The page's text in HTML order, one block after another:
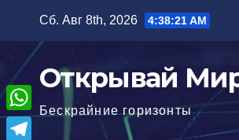
содержимому
Сб. Авг 8th, 2026 4:38:22 AM
Открывай
Бескрайние горизонты
W